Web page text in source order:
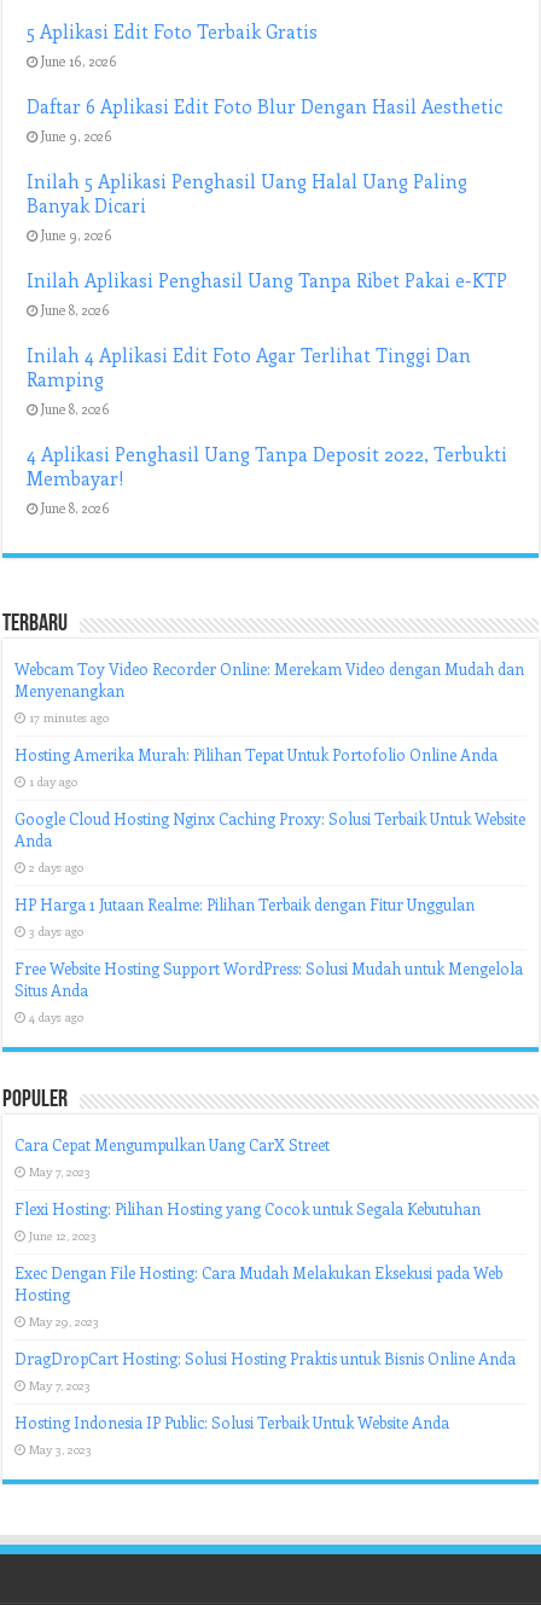
5 Aplikasi Edit Foto Terbaik Gratis
June 16, 2026
Daftar 6 Aplikasi Edit Foto Blur Dengan Hasil Aesthetic
June 9, 2026
Inilah 5 Aplikasi Penghasil Uang Halal Uang Paling
Banyak Dicari
June 9, 2026
Inilah Aplikasi Penghasil Uang Tanpa Ribet Pakai e-KTP
June 8, 2026
Inilah 4 Aplikasi Edit Foto Agar Terlihat Tinggi Dan
Ramping
June 8, 2026
4 Aplikasi Penghasil Uang Tanpa Deposit 2022, Terbukti
Membayar!
June 8, 2026
Terbaru
Webcam Toy Video Recorder Online: Merekam Video dengan Mudah dan
Menyenangkan
17 minutes ago
Hosting Amerika Murah: Pilihan Tepat Untuk Portofolio Online Anda
1 day ago
Google Cloud Hosting Nginx Caching Proxy: Solusi Terbaik Untuk Website
Anda
2 days ago
HP Harga 1 Jutaan Realme: Pilihan Terbaik dengan Fitur Unggulan
3 days ago
Free Website Hosting Support WordPress: Solusi Mudah untuk Mengelola
Situs Anda
4 days ago
Populer
Cara Cepat Mengumpulkan Uang CarX Street
May 7, 2023
Flexi Hosting: Pilihan Hosting yang Cocok untuk Segala Kebutuhan
June 12, 2023
Exec Dengan File Hosting: Cara Mudah Melakukan Eksekusi pada Web
Hosting
May 29, 2023
DragDropCart Hosting: Solusi Hosting Praktis untuk Bisnis Online Anda
May 7, 2023
Hosting Indonesia IP Public: Solusi Terbaik Untuk Website Anda
May 3, 2023